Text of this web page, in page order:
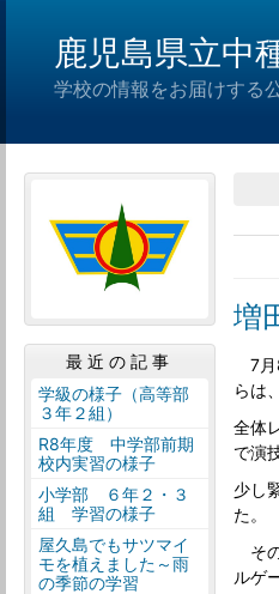
鹿児島県立中
学校の情報をお届けする
増
7月
らは
全体
で演
少し
た。
そ
ルゲ
最近の記事
学級の様子（高等部
３年２組）
R8年度 中学部前期
校内実習の様子
小学部 ６年２・３
組 学習の様子
屋久島でもサツマイ
モを植えました～雨
の季節の学習